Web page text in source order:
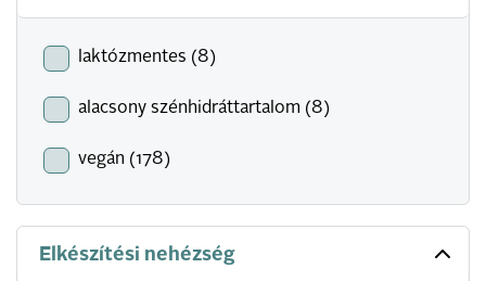
laktózmentes (8)
alacsony szénhidráttartalom (8)
vegán (178)
Elkészítési nehézség